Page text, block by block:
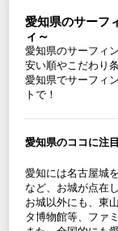
愛知県のサーフ
ィ～
愛知県のサーフィ
安い順やこだわり
愛知県でサーフィ
トで！
愛知県のココに注目
愛知には名古屋城
など、お城が点在
お城以外にも、東
タ博物館等、ファ